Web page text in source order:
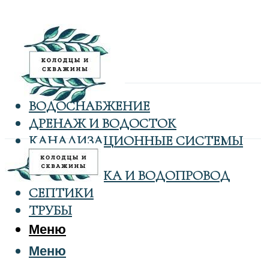
ВОДОСНАБЖЕНИЕ
ДРЕНАЖ И ВОДОСТОК
КАНАЛИЗАЦИОННЫЕ СИСТЕМЫ
КОЛОДЦЫ
САНТЕХНИКА И ВОДОПРОВОД
СЕПТИКИ
ТРУБЫ
Меню
Меню